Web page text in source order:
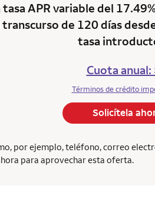
APR variable del
de 120 días
tasa
Cuota anual:
Términos de crédito
Solicítela
por ejemplo, teléfono, correo
para aprovechar esta oferta.